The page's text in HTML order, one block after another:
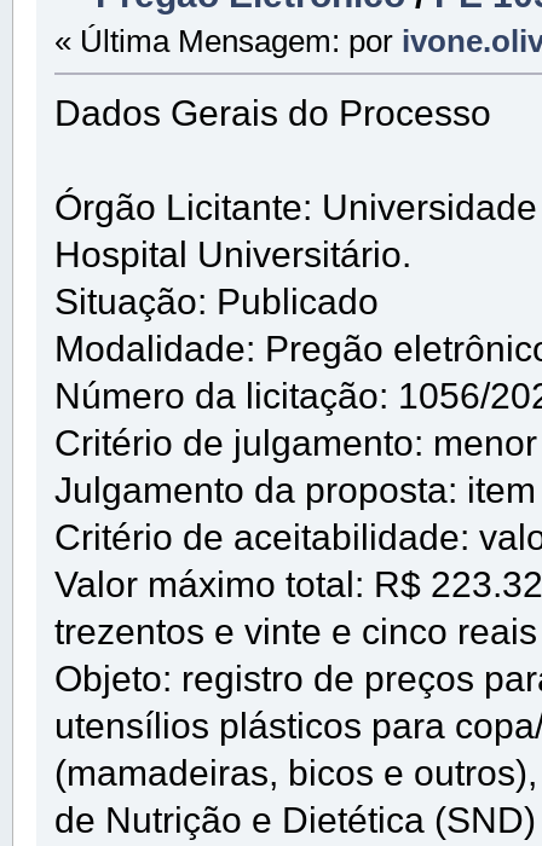
« Última Mensagem: por
Dados Gerais do Processo
Órgão Licitante:
Hospital Universitário.
Situação: Publicado
Modalidade: Pregão
Número da licitação: 1056/
Critério de julgamento:
Julgamento da proposta: item
Critério de aceitabilidade:
Valor máximo total: R$
trezentos e vinte e cinco
Objeto: registro de preços
utensílios plásticos para
(mamadeiras, bicos e
de Nutrição e Dietética